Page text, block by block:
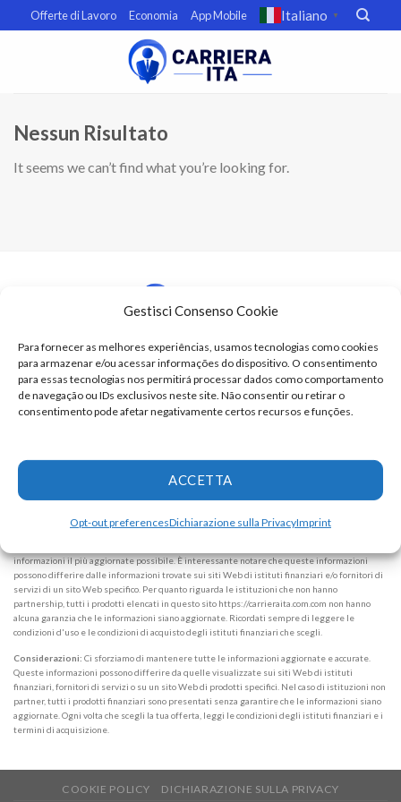
Gestisci Consenso Cookie
Para fornecer as melhores experiências, usamos tecnologias como cookies
para armazenar e/ou acessar informações do dispositivo. O consentimento
para essas tecnologias nos permitirá processar dados como comportamento
de navegação ou IDs exclusivos neste site. Não consentir ou retirar o
consentimento pode afetar negativamente certos recursos e funções.
ACCETTA
Opt-out preferencesDichiarazione sulla PrivacyImprint
to
Offerte di Lavoro Economia App Mobile Italiano ▼
Nessun Risultato
It seems we can’t find what you’re looking for.
Termini e condizioni
Politica sulla privacy
Preferenze di opt-out
Dichiarazione di riservatezza
Email:networknewsinc@gmail.com
In nessun caso richiediamo somme di denaro per rilasciare qualsiasi tipo di
prodotto finanziario, sia esso carta di credito, finanziamento o prestito. Se ciò accade, faccelo
informazioni il più aggiornate possibile. È interessante notare che queste informazioni
possono differire dalle informazioni trovate sui siti Web di istituti finanziari e/o fornitori di
servizi di un sito Web specifico. Per quanto riguarda le istituzioni che non hanno
partnership, tutti i prodotti elencati in questo sito https://carrieraita.com.com non hanno
alcuna garanzia che le informazioni siano aggiornate. Ricordati sempre di leggere le
condizioni d'uso e le condizioni di acquisto degli istituti finanziari che scegli.
Considerazioni: Ci sforziamo di mantenere tutte le informazioni aggiornate e accurate.
Queste informazioni possono differire da quelle visualizzate sui siti Web di istituti
finanziari, fornitori di servizi o su un sito Web di prodotti specifici. Nel caso di istituzioni non
partner, tutti i prodotti finanziari sono presentati senza garantire che le informazioni siano
aggiornate. Ogni volta che scegli la tua offerta, leggi le condizioni degli istituti finanziari e i
termini di acquisizione.
COOKIE POLICY DICHIARAZIONE SULLA PRIVACY